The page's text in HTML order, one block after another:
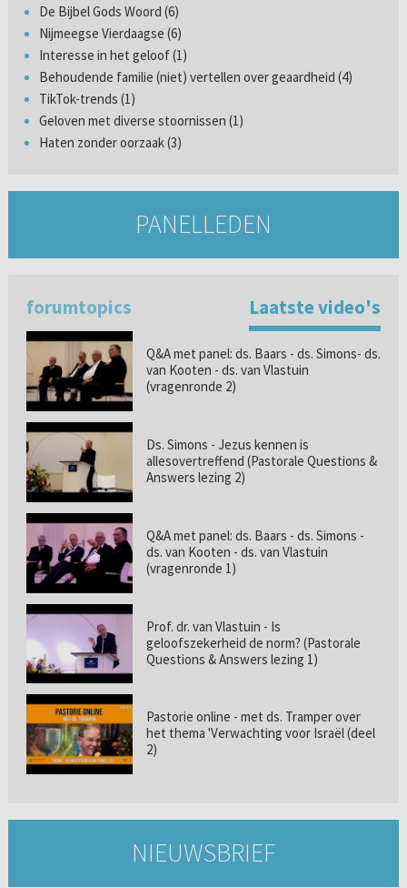
De Bijbel Gods Woord (6)
Nijmeegse Vierdaagse (6)
Interesse in het geloof (1)
Behoudende familie (niet) vertellen over geaardheid (4)
TikTok-trends (1)
Geloven met diverse stoornissen (1)
Haten zonder oorzaak (3)
PANELLEDEN
forumtopics Laatste video's
Q&A met panel: ds. Baars - ds. Simons- ds.
van Kooten - ds. van Vlastuin
(vragenronde 2)
Ds. Simons - Jezus kennen is
allesovertreffend (Pastorale Questions &
Answers lezing 2)
Q&A met panel: ds. Baars - ds. Simons -
ds. van Kooten - ds. van Vlastuin
(vragenronde 1)
Prof. dr. van Vlastuin - Is
geloofszekerheid de norm? (Pastorale
Questions & Answers lezing 1)
Pastorie online - met ds. Tramper over
het thema 'Verwachting voor Israël (deel
2)
NIEUWSBRIEF